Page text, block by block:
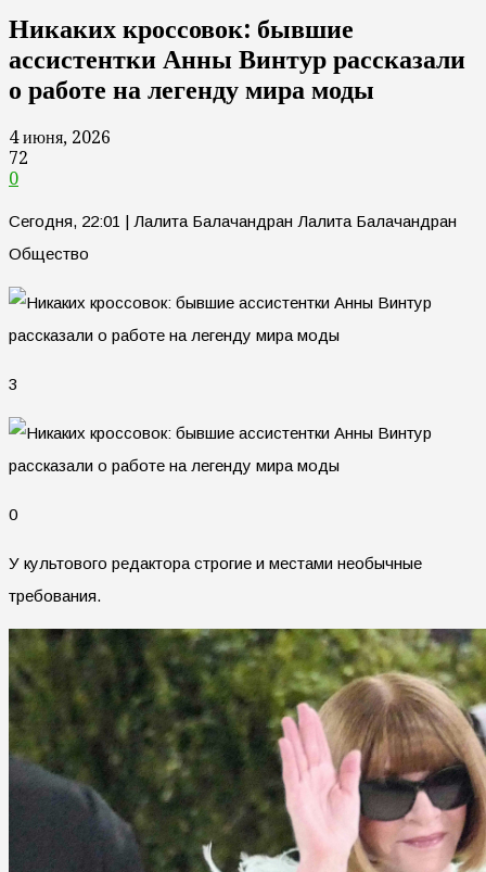
Никаких кроссовок: бывшие
ассистентки Анны Винтур рассказали
о работе на легенду мира моды
4 июня, 2026
72
0
Сегодня, 22:01 | Лалита Балачандран Лалита Балачандран
Общество
3
0
У культового редактора строгие и местами необычные
требования.